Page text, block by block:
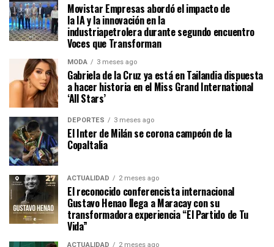
Movistar Empresas abordó el impacto de
la IA y la innovación en la
industriapetrolera durante segundo encuentro
Voces que Transforman
MODA 3 meses ago
Gabriela de la Cruz ya está en Tailandia dispuesta
a hacer historia en el Miss Grand International
‘All Stars’
DEPORTES 3 meses ago
El Inter de Milán se corona campeón de la
CopaItalia
ACTUALIDAD 2 meses ago
El reconocido conferencista internacional
Gustavo Henao llega a Maracay con su
transformadora experiencia “El Partido de Tu
Vida”
ACTUALIDAD 2 meses ago